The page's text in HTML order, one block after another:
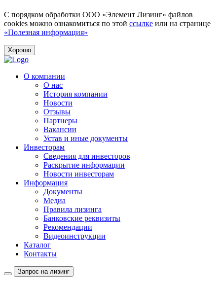
С порядком обработки ООО «Элемент Лизинг» файлов
cookies можно ознакомиться по этой ссылке или на странице
«Полезная информация»
Хорошо
О компании
О нас
История компании
Новости
Отзывы
Партнеры
Вакансии
Устав и иные документы
Инвесторам
Сведения для инвесторов
Раскрытие информации
Новости инвесторам
Информация
Документы
Медиа
Правила лизинга
Банковские реквизиты
Рекомендации
Видеоинструкции
Каталог
Контакты
Запрос на лизинг